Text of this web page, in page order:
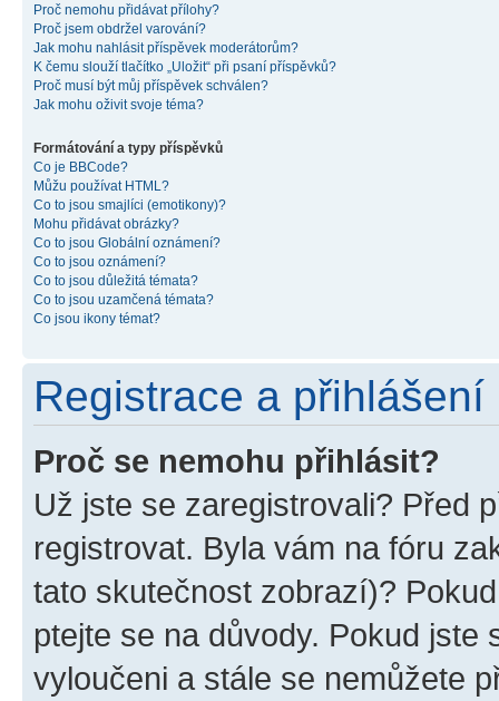
Proč nemohu přidávat přílohy?
Proč jsem obdržel varování?
Jak mohu nahlásit příspěvek moderátorům?
K čemu slouží tlačítko „Uložit“ při psaní příspěvků?
Proč musí být můj příspěvek schválen?
Jak mohu oživit svoje téma?
Formátování a typy příspěvků
Co je BBCode?
Můžu používat HTML?
Co to jsou smajlíci (emotikony)?
Mohu přidávat obrázky?
Co to jsou Globální oznámení?
Co to jsou oznámení?
Co to jsou důležitá témata?
Co to jsou uzamčená témata?
Co jsou ikony témat?
Registrace a přihlášení
Proč se nemohu přihlásit?
Už jste se zaregistrovali? Před
registrovat. Byla vám na fóru
tato skutečnost zobrazí)?
ptejte se na důvody. Pokud jste
vyloučeni a stále se nemůžete